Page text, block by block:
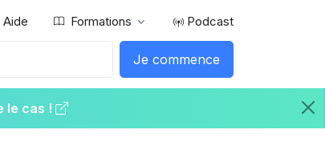
Aide Formations Podcast
Je commence
le cas !